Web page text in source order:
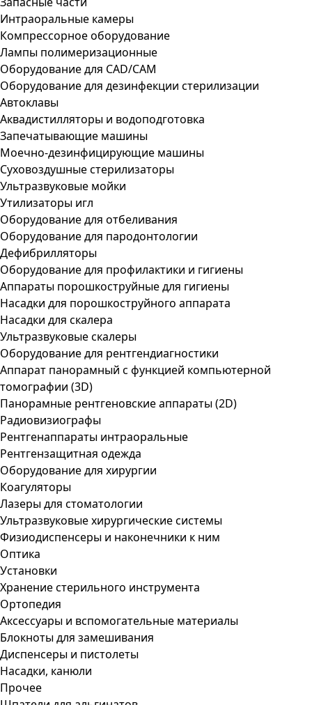
Интраоральные камеры
Компрессорное оборудование
Лампы полимеризационные
Оборудование для CAD/CAM
Оборудование для дезинфекции стерилизации
Автоклавы
Аквадистилляторы и водоподготовка
Запечатывающие машины
Моечно-дезинфицирующие машины
Суховоздушные стерилизаторы
Ультразвуковые мойки
Утилизаторы игл
Оборудование для отбеливания
Оборудование для пародонтологии
Дефибрилляторы
Оборудование для профилактики и гигиены
Аппараты порошкоструйные для гигиены
Насадки для порошкоструйного аппарата
Насадки для скалера
Ультразвуковые скалеры
Оборудование для рентгендиагностики
Аппарат панорамный с функцией компьютерной
томографии (3D)
Панорамные рентгеновские аппараты (2D)
Радиовизиографы
Рентгенаппараты интраоральные
Рентгензащитная одежда
Оборудование для хирургии
Коагуляторы
Лазеры для стоматологии
Ультразвуковые хирургические системы
Физиодиспенсеры и наконечники к ним
Оптика
Установки
Хранение стерильного инструмента
Ортопедия
Аксессуары и вспомогательные материалы
Блокноты для замешивания
Диспенсеры и пистолеты
Насадки, канюли
Прочее